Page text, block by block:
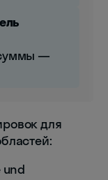
—
для
und